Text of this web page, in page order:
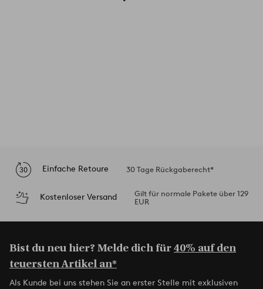
Einfache Retoure 30 Tage Rückgaberecht*
Kostenloser Versand
Gilt für normale Pakete über 129
EUR
Bist du neu hier? Melde dich für40% auf den
teuersten Artikel an*
Als Kunde bei uns stehen Sie an erster Stelle mit exklusiven